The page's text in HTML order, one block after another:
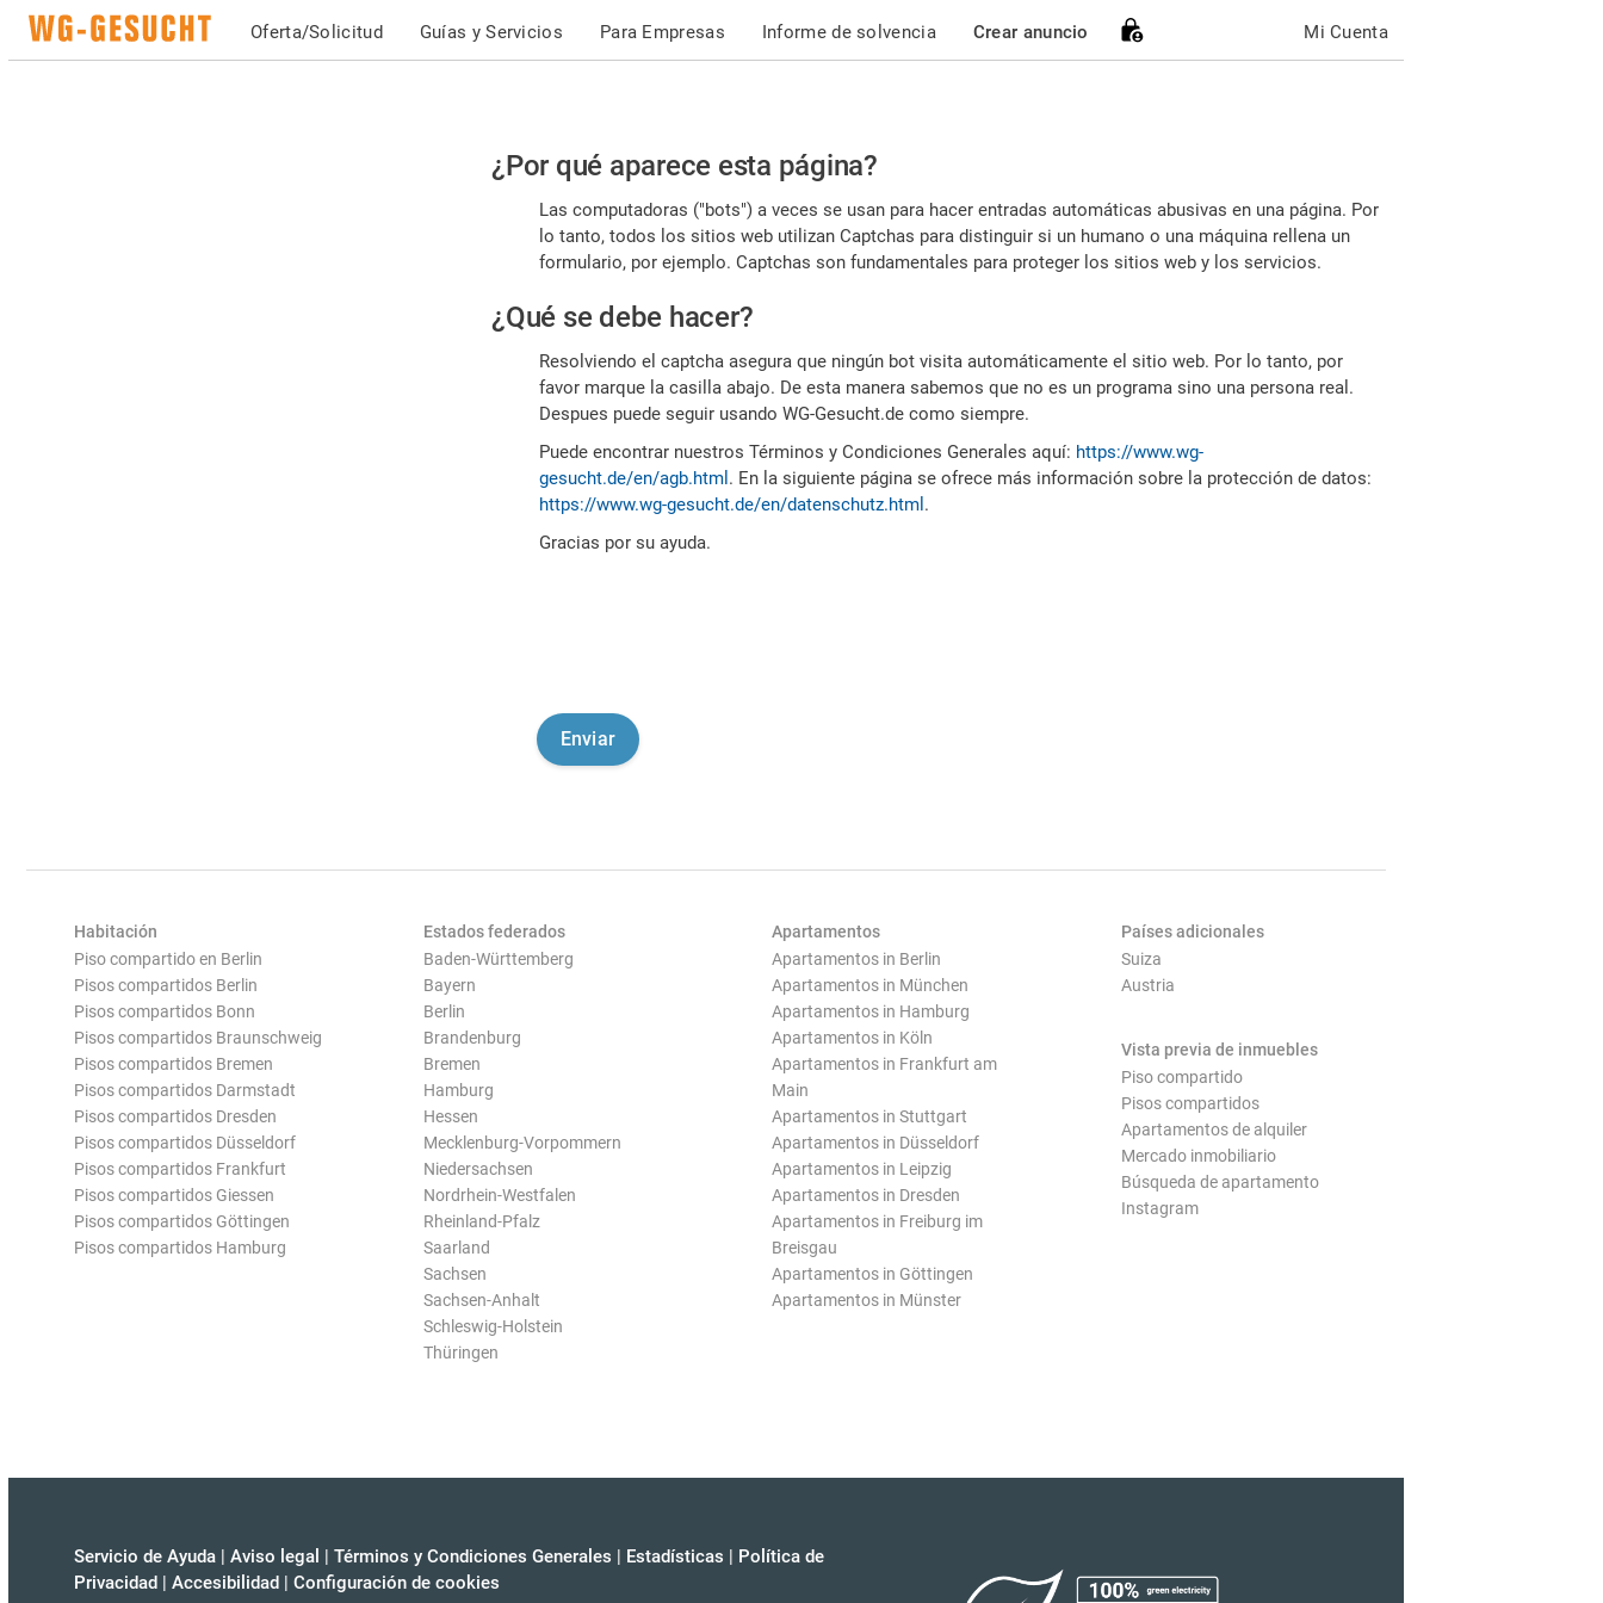
Oferta/Solicitud Guías y Servicios Para Empresas Informe de solvencia Crear anuncio Mi Cuenta
Por
favor,
confirme
es
humano
¿Por qué aparece esta página?
Las computadoras ("bots") a veces se usan para hacer entradas automáticas abusivas en una página. Por
lo tanto, todos los sitios web utilizan Captchas para distinguir si un humano o una máquina rellena un
formulario, por ejemplo. Captchas son fundamentales para proteger los sitios web y los servicios.
¿Qué se debe hacer?
Resolviendo el captcha asegura que ningún bot visita automáticamente el sitio web. Por lo tanto, por
favor marque la casilla abajo. De esta manera sabemos que no es un programa sino una persona real.
Despues puede seguir usando WG-Gesucht.de como siempre.
Puede encontrar nuestros Términos y Condiciones Generales aquí: https://www.wg-
gesucht.de/en/agb.html . En la siguiente página se ofrece más información sobre la protección de datos:
https://www.wg-gesucht.de/en/datenschutz.html .
Gracias por su ayuda.
Habitación
Piso compartido en Berlin
Pisos compartidos Berlin
Pisos compartidos Bonn
Pisos compartidos Braunschweig
Pisos compartidos Bremen
Pisos compartidos Darmstadt
Pisos compartidos Dresden
Pisos compartidos Düsseldorf
Pisos compartidos Frankfurt
Pisos compartidos Giessen
Pisos compartidos Göttingen
Pisos compartidos Hamburg
Estados federados
Baden-Württemberg
Bayern
Berlin
Brandenburg
Bremen
Hamburg
Hessen
Mecklenburg-Vorpommern
Niedersachsen
Nordrhein-Westfalen
Rheinland-Pfalz
Saarland
Sachsen
Sachsen-Anhalt
Schleswig-Holstein
Thüringen
Apartamentos
Apartamentos in Berlin
Apartamentos in München
Apartamentos in Hamburg
Apartamentos in Köln
Apartamentos in Frankfurt am
Main
Apartamentos in Stuttgart
Apartamentos in Düsseldorf
Apartamentos in Leipzig
Apartamentos in Dresden
Apartamentos in Freiburg im
Breisgau
Apartamentos in Göttingen
Apartamentos in Münster
Países adicionales
Suiza
Austria
Vista previa de inmuebles
Piso compartido
Pisos compartidos
Apartamentos de alquiler
Mercado inmobiliario
Búsqueda de apartamento
Instagram
Servicio de Ayuda | Aviso legal | Términos y Condiciones Generales | Estadísticas | Política de
Privacidad | Accesibilidad | Configuración de cookies